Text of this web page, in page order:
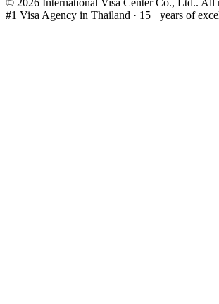
#1 Visa Agency in Thailand · 15+ years of